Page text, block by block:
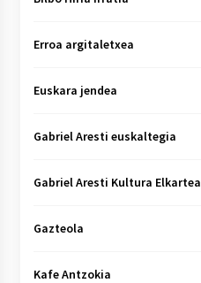
Erroa argitaletxea
Euskara jendea
Gabriel Aresti euskaltegia
Gabriel Aresti Kultura Elkartea
Gazteola
Kafe Antzokia